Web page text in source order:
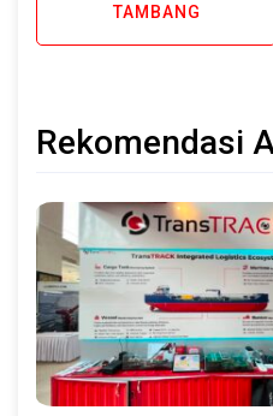
TAMBANG
Rekomendasi